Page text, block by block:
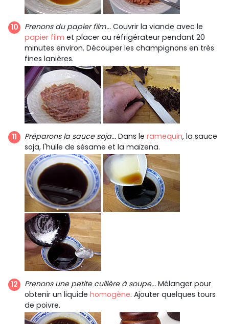
Prenons du papier film... Couvrir la viande avec le
papier film et placer au réfrigérateur pendant 20
minutes environ. Découper les champignons en très
fines lanières.
Préparons la sauce soja... Dans le ramequin, la sauce
soja, l'huile de sésame et la maïzena.
Prenons une petite cuillère à soupe... Mélanger pour
obtenir un liquide homogène. Ajouter quelques tours
de poivre.